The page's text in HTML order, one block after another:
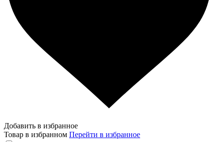
Добавить в избранное
Товар в избранном Перейти в избранное